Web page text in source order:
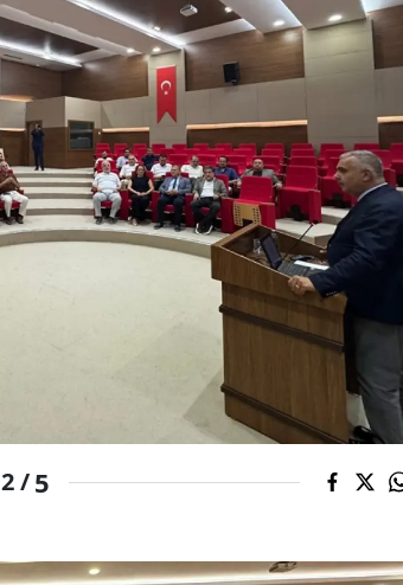
Kayseri
Kırklareli
Kocaeli
Konya
Kütahya
Malatya
Manisa
Kahramanmaraş
Mardin
2 /5